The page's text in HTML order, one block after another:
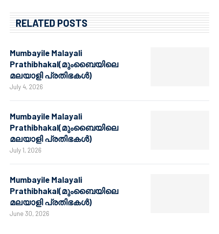
RELATED POSTS
Mumbayile Malayali
Prathibhakal(മുംബൈയിലെ
മലയാളി പ്രതിഭകൾ)
July 4, 2026
Mumbayile Malayali
Prathibhakal(മുംബൈയിലെ
മലയാളി പ്രതിഭകൾ)
July 1, 2026
Mumbayile Malayali
Prathibhakal(മുംബൈയിലെ
മലയാളി പ്രതിഭകൾ)
June 30, 2026